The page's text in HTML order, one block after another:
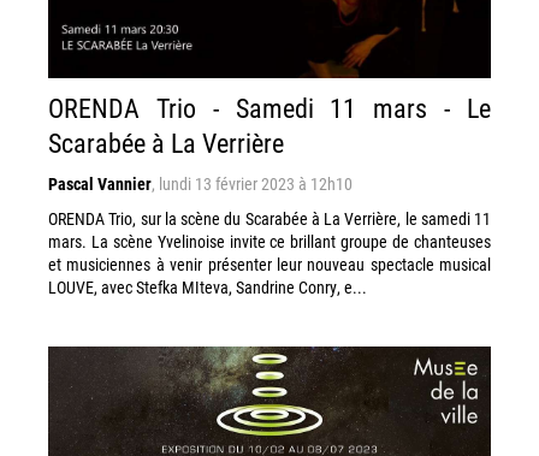
ORENDA Trio - Samedi 11 mars - Le
Scarabée à La Verrière
Pascal Vannier, lundi 13 février 2023 à 12h10
ORENDA Trio, sur la scène du Scarabée à La Verrière, le samedi 11
mars. La scène Yvelinoise invite ce brillant groupe de chanteuses
et musiciennes à venir présenter leur nouveau spectacle musical
LOUVE, avec Stefka MIteva, Sandrine Conry, e...